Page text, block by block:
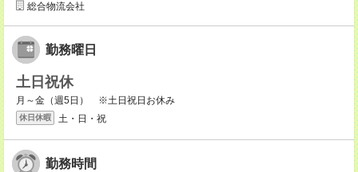
総合物流会社
勤務曜日
土日祝休
月～金（週5日） ※土日祝日お休み
休日休暇 土・日・祝
勤務時間